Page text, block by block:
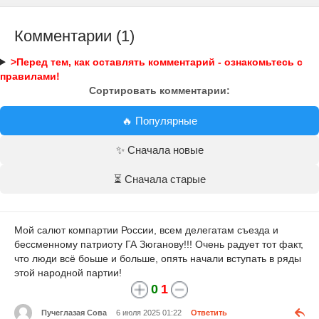
Комментарии (1)
>Перед тем, как оставлять комментарий - ознакомьтесь с
правилами!
Сортировать комментарии:
🔥 Популярные
✨ Сначала новые
⏳ Сначала старые
Мой салют компартии России, всем делегатам съезда и
бессменному патриоту ГА Зюганову!!! Очень радует тот факт,
что люди всё боьше и больше, опять начали вступать в ряды
этой народной партии!
0 1
Пучеглазая Сова 6 июля 2025 01:22 Ответить